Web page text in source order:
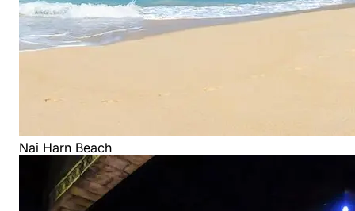
Nai Harn Beach